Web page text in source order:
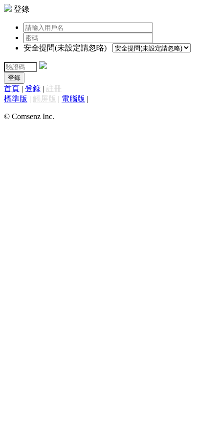
登錄
安全提問(未設定請忽略)
登錄
首頁 | 登錄 | 註冊
標準版 | 觸屏版 | 電腦版 |
© Comsenz Inc.